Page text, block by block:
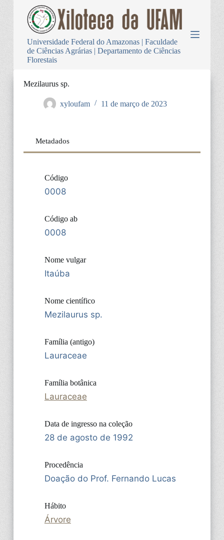
Universidade Federal do Amazonas | Faculdade
de Ciências Agrárias | Departamento de Ciências
Florestais
Mezilaurus sp.
xyloufam 11 de março de 2023
Metadados
Código
0008
Código ab
0008
Nome vulgar
Itaúba
Nome científico
Mezilaurus sp.
Família (antigo)
Lauraceae
Família botânica
Lauraceae
Data de ingresso na coleção
28 de agosto de 1992
Procedência
Doação do Prof. Fernando Lucas
Hábito
Árvore